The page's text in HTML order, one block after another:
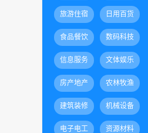
旅游住宿 日用百货
食品餐饮 数码科技
信息服务 文体娱乐
房产地产 农林牧渔
建筑装修 机械设备
电子电工 资源材料